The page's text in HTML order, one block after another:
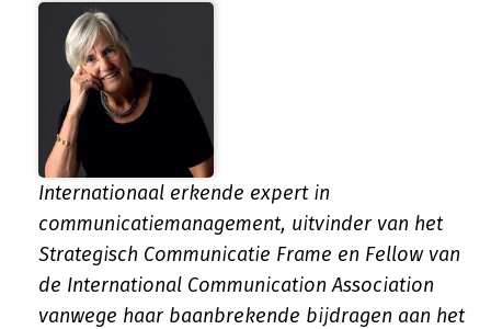
Internationaal erkende expert in
communicatiemanagement, uitvinder van het
Strategisch Communicatie Frame en Fellow van
de International Communication Association
vanwege haar baanbrekende bijdragen aan het